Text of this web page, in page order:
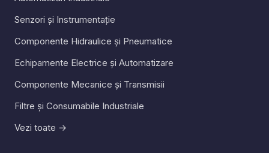
Senzori și Instrumentație
Componente Hidraulice și Pneumatice
Echipamente Electrice și Automatizare
Componente Mecanice și Transmisii
Filtre și Consumabile Industriale
Vezi toate →